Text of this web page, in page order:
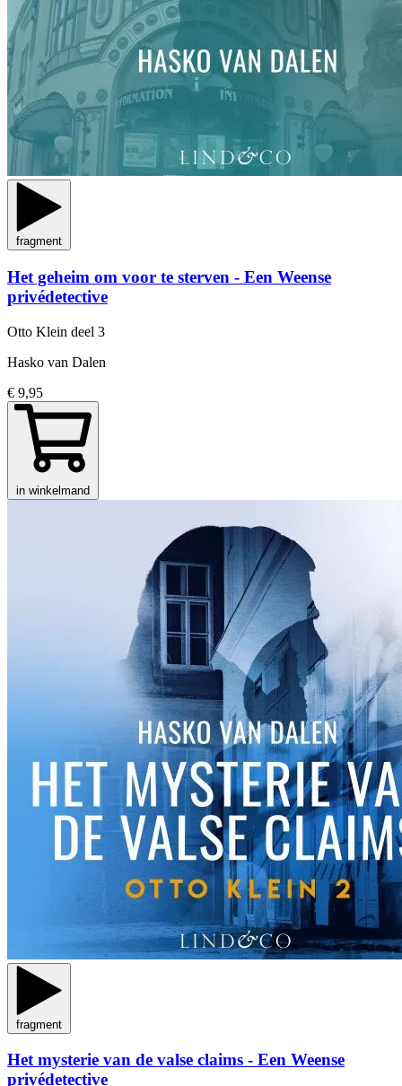
fragment
Het geheim om voor te sterven - Een Weense
privédetective
Otto Klein deel 3
Hasko van Dalen
€ 9,95
in winkelmand
fragment
Het mysterie van de valse claims - Een Weense
privédetective